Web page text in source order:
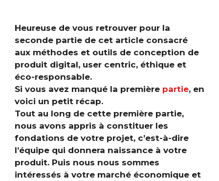
Heureuse de vous retrouver pour la
seconde partie de cet article consacré
aux méthodes et outils de conception de
produit digital, user centric, éthique et
éco-responsable.
Si vous avez manqué la première partie, en
voici un petit récap.
Tout au long de cette première partie,
nous avons appris à constituer les
fondations de votre projet, c’est-à-dire
l’équipe qui donnera naissance à votre
produit. Puis nous nous sommes
intéressés à votre marché économique et